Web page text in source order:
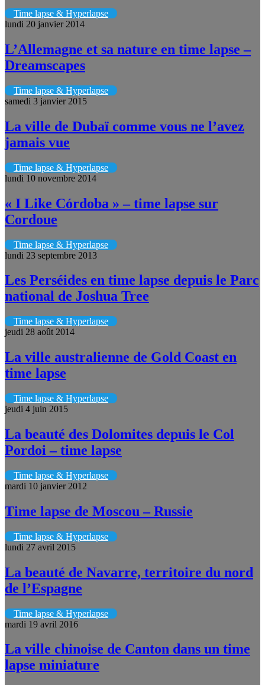
Time lapse & Hyperlapse
lundi 20 janvier 2014
L’Allemagne et sa nature en time lapse –
Dreamscapes
Time lapse & Hyperlapse
samedi 3 janvier 2015
La ville de Dubaï comme vous ne l’avez
jamais vue
Time lapse & Hyperlapse
lundi 10 novembre 2014
« I Like Córdoba » – time lapse sur
Cordoue
Time lapse & Hyperlapse
lundi 23 septembre 2013
Les Perséides en time lapse depuis le Parc
national de Joshua Tree
Time lapse & Hyperlapse
jeudi 28 août 2014
La ville australienne de Gold Coast en
time lapse
Time lapse & Hyperlapse
jeudi 4 juin 2015
La beauté des Dolomites depuis le Col
Pordoi – time lapse
Time lapse & Hyperlapse
mardi 10 janvier 2012
Time lapse de Moscou – Russie
Time lapse & Hyperlapse
lundi 27 avril 2015
La beauté de Navarre, territoire du nord
de l’Espagne
Time lapse & Hyperlapse
mardi 19 avril 2016
La ville chinoise de Canton dans un time
lapse miniature